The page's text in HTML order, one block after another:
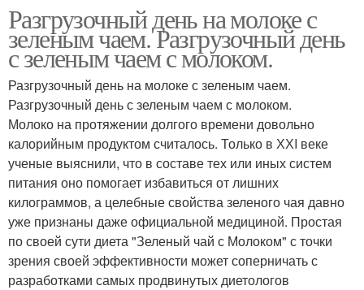
Разгрузочный день на молоке с
зеленым чаем. Разгрузочный день
с зеленым чаем с молоком.
Разгрузочный день на молоке с зеленым чаем.
Разгрузочный день с зеленым чаем с молоком.
Молоко на протяжении долгого времени довольно
калорийным продуктом считалось. Только в ХХI веке
ученые выяснили, что в составе тех или иных систем
питания оно помогает избавиться от лишних
килограммов, а целебные свойства зеленого чая давно
уже признаны даже официальной медициной. Простая
по своей сути диета "Зеленый чай с Молоком" с точки
зрения своей эффективности может соперничать с
разработками самых продвинутых диетологов